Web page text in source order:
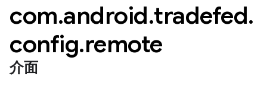
com.android.tradefed.
config.remote
介面